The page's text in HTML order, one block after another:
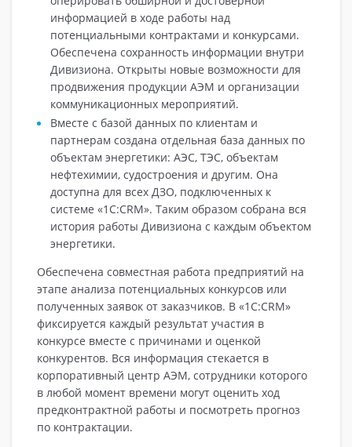
информацией в ходе работы над
потенциальными контрактами и конкурсами.
Обеспечена сохранность информации внутри
Дивизиона. Открыты новые возможности для
продвижения продукции АЭМ и организации
коммуникационных мероприятий.
Вместе с базой данных по клиентам и
партнерам создана отдельная база данных по
объектам энергетики: АЭС, ТЭС, объектам
нефтехимии, судостроения и другим. Она
доступна для всех ДЗО, подключенных к
системе «1С:CRM». Таким образом собрана вся
история работы Дивизиона с каждым объектом
энергетики.
Обеспечена совместная работа предприятий на
этапе анализа потенциальных конкурсов или
полученных заявок от заказчиков. В «1С:CRM»
фиксируется каждый результат участия в
конкурсе вместе с причинами и оценкой
конкурентов. Вся информация стекается в
корпоративный центр АЭМ, сотрудники которого
в любой момент времени могут оценить ход
предконтрактной работы и посмотреть прогноз
по контрактации.